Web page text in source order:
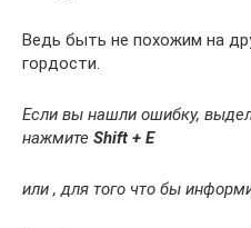
Ведь быть не похожим на
гордости.
Если вы нашли ошибку,
нажмите Shift + E
или , для того что бы